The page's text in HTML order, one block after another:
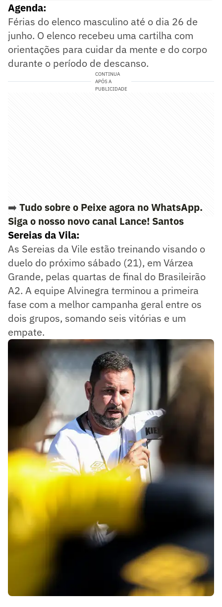
Agenda:
Férias do elenco masculino até o dia 26 de
junho. O elenco recebeu uma cartilha com
orientações para cuidar da mente e do corpo
durante o período de descanso.
CONTINUA
APÓS A
PUBLICIDADE
➡️ Tudo sobre o Peixe agora no WhatsApp.
Siga o nosso novo canal Lance! Santos
Sereias da Vila:
As Sereias da Vile estão treinando visando o
duelo do próximo sábado (21), em Várzea
Grande, pelas quartas de final do Brasileirão
A2. A equipe Alvinegra terminou a primeira
fase com a melhor campanha geral entre os
dois grupos, somando seis vitórias e um
empate.